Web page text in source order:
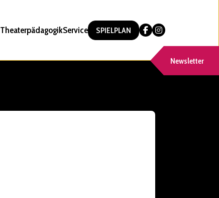
TheaterpädagogikService SPIELPLAN
Newsletter